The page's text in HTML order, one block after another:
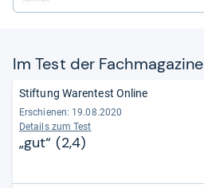
Im Test der Fach­ma­ga­zine
Stiftung Warentest Online
Erschienen: 19.08.2020
Details zum Test
„gut“ (2,4)